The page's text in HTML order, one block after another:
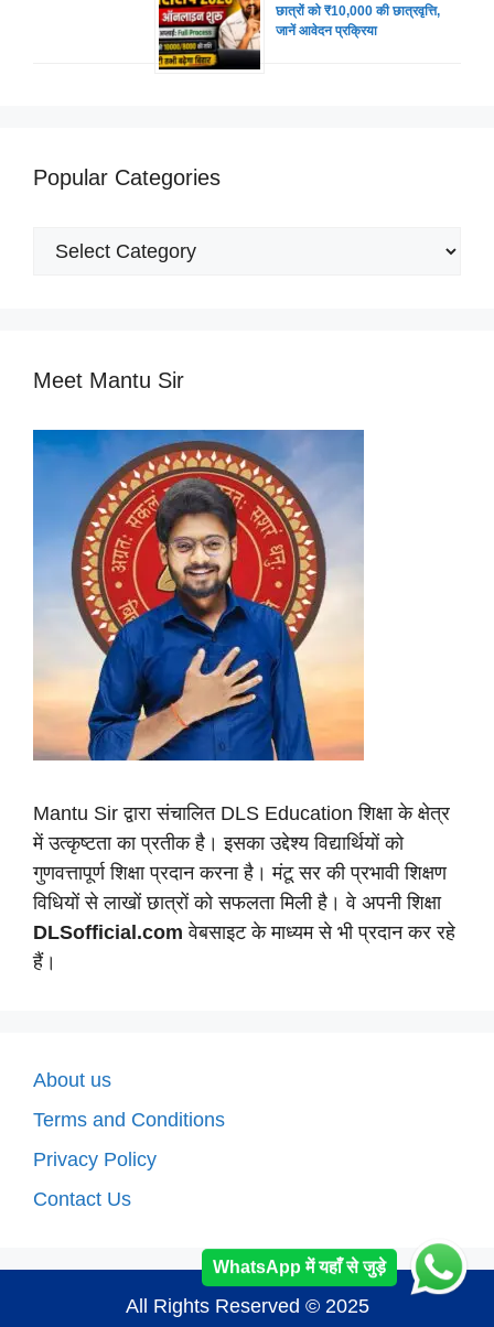
छात्रों को ₹10,000 की छात्रवृत्ति,
जानें आवेदन प्रक्रिया
Popular Categories
Popular
Meet Mantu Sir
Mantu Sir द्वारा संचालित DLS Education शिक्षा के क्षेत्र
में उत्कृष्टता का प्रतीक है। इसका उद्देश्य विद्यार्थियों को
गुणवत्तापूर्ण शिक्षा प्रदान करना है। मंटू सर की प्रभावी शिक्षण
विधियों से लाखों छात्रों को सफलता मिली है। वे अपनी शिक्षा
DLSofficial.com वेबसाइट के माध्यम से भी प्रदान कर रहे
हैं।
About us
Terms and Conditions
Privacy Policy
Contact Us
All Rights Reserved © 2025
WhatsApp में यहाँ से जुड़े